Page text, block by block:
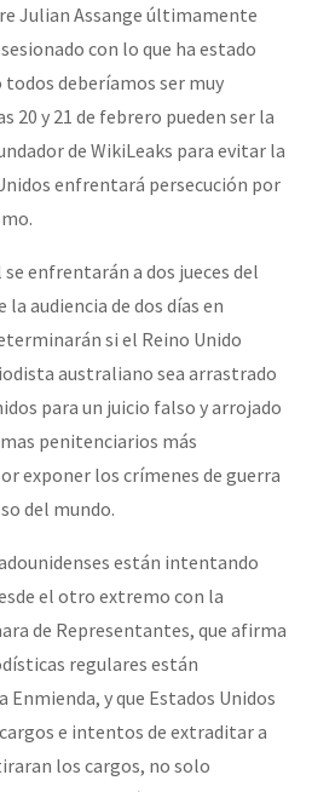
(Las poblaciones y
por la libertad de Jesús
se publica no Estado Espanhol
saiba! Nossas lutas pela
CNI: 30 años de Resistencia y
Julian Assange últimamente
con lo que ha estado
todos deberíamos ser muy
20 y 21 de febrero pueden ser la
de WikiLeaks para evitar la
enfrentará persecución por
enfrentarán a dos jueces del
audiencia de dos días en
si el Reino Unido
australiano sea arrastrado
para un juicio falso y arrojado
penitenciarios más
exponer los crímenes de guerra
del mundo.
están intentando
el otro extremo con la
de Representantes, que afirma
regulares están
y que Estados Unidos
e intentos de extraditar a
los cargos, no solo